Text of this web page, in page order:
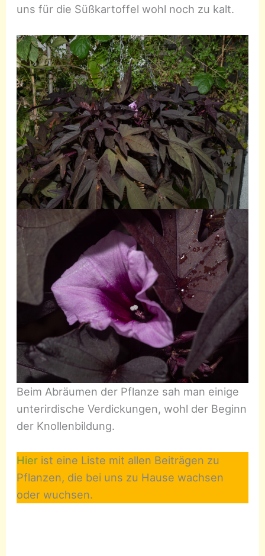
uns für die Süßkartoffel wohl noch zu kalt.
Beim Abräumen der Pflanze sah man einige
unterirdische Verdickungen, wohl der Beginn
der Knollenbildung.
Hier ist eine Liste mit allen Beiträgen zu
Pflanzen, die bei uns zu Hause wachsen
oder wuchsen.